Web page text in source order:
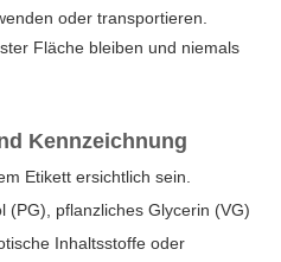
oder transportieren.
Fläche bleiben und niemals
Kennzeichnung
Etikett ersichtlich sein.
(PG), pflanzliches Glycerin (VG)
Inhaltsstoffe oder